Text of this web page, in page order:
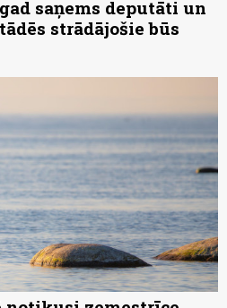
saņems deputāti un
strādājošie būs